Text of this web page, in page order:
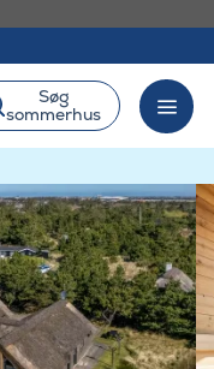
Søg
sommerhus